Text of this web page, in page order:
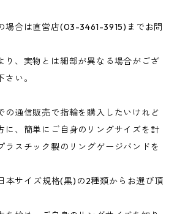
場合は直営店(03-3461-3915)までお問
、実物とは細部が異なる場合がござ
い。
通信販売で指輪を購入したいけれど
に、簡単にご自身のリングサイズを計
ラスチック製のリングゲージバンドを
本サイズ規格(黒)の2種類からお選び頂